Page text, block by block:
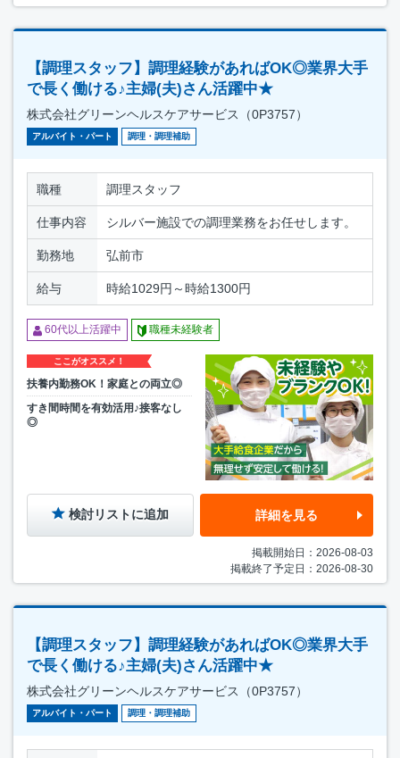
【調理スタッフ】調理経験があればOK◎業界大手
で長く働ける♪主婦(夫)さん活躍中★
株式会社グリーンヘルスケアサービス（0P3757）
アルバイト・パート 調理・調理補助
職種 調理スタッフ
仕事内容 シルバー施設での調理業務をお任せします。
勤務地 弘前市
給与 時給1029円～時給1300円
60代以上活躍中 職種未経験者
ここがオススメ！
扶養内勤務OK！家庭との両立◎
すき間時間を有効活用♪接客なし
◎
検討リストに追加 詳細を見る
掲載開始日：2026-08-03
掲載終了予定日：2026-08-30
【調理スタッフ】調理経験があればOK◎業界大手
で長く働ける♪主婦(夫)さん活躍中★
株式会社グリーンヘルスケアサービス（0P3757）
アルバイト・パート 調理・調理補助